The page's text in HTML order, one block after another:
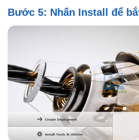
Bước 5: Nhấn Install để